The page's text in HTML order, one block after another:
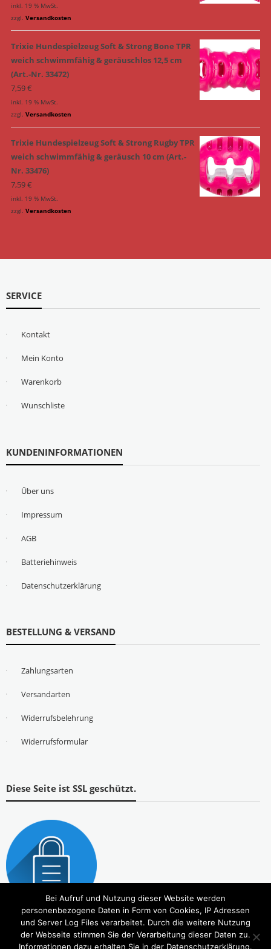
inkl. 19 % MwSt.
zzgl. Versandkosten
Trixie Hundespielzeug Soft & Strong Bone TPR
weich schwimmfähig & geräuschlos 12,5 cm
(Art.-Nr. 33472)
7,59€
inkl. 19 % MwSt.
zzgl. Versandkosten
Trixie Hundespielzeug Soft & Strong Rugby TPR
weich schwimmfähig & geräusch 10 cm (Art.-
Nr. 33476)
7,59€
inkl. 19 % MwSt.
zzgl. Versandkosten
SERVICE
Kontakt
Mein Konto
Warenkorb
Wunschliste
KUNDENINFORMATIONEN
Über uns
Impressum
AGB
Batteriehinweis
Datenschutzerklärung
BESTELLUNG & VERSAND
Zahlungsarten
Versandarten
Widerrufsbelehrung
Widerrufsformular
Diese Seite ist SSL geschützt.
Bei Aufruf und Nutzung dieser Website werden
personenbezogene Daten in Form von Cookies, IP Adressen
und Server Log Files verarbeitet. Durch die weitere Nutzung
der Webseite stimmen Sie der Verarbeitung dieser Daten zu.
Informationen dazu erhalten Sie in der Datenschutzerklärung.